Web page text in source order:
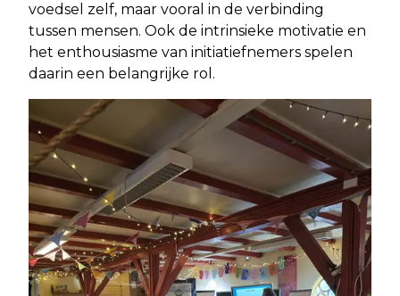
voedsel zelf, maar vooral in de verbinding
tussen mensen. Ook de intrinsieke motivatie en
het enthousiasme van initiatiefnemers spelen
daarin een belangrijke rol.